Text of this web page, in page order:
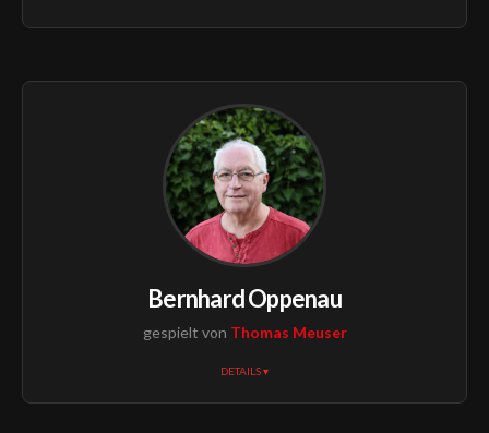
Bernhard Oppenau
gespielt von Thomas Meuser
DETAILS ▾